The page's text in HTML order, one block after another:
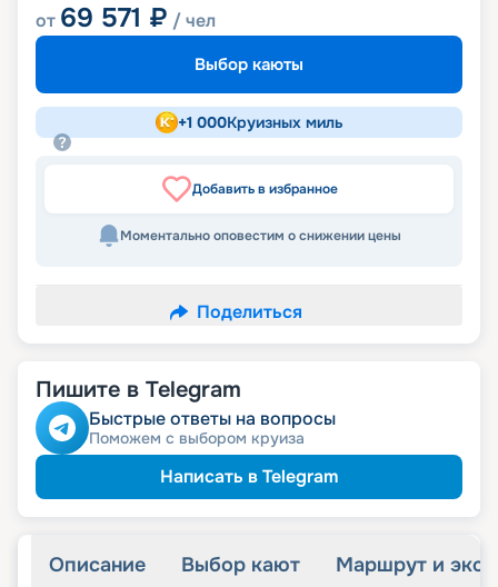
от 69 571 ₽ / чел
Выбор каюты
+1 000Круизных миль
Добавить в избранное
Моментально оповестим о снижении цены
Поделиться
Пишите в Telegram
Быстрые ответы на вопросы
Поможем с выбором круиза
Написать в Telegram
Описание Выбор кают Маршрут и